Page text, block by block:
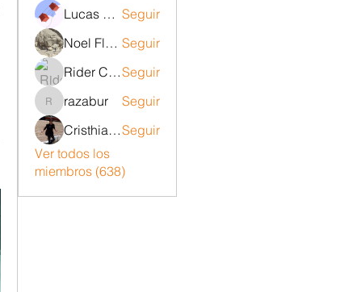
Lucas Meneghetti Seguir
Noel Flores ruiz Seguir
Rider CarrizoSeguir
razabur
razabur
Seguir
Cristhian Belito MoranSeguir
Ver todos los
miembros (638)